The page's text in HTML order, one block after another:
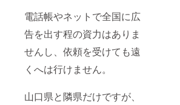
電話帳やネットで全国に広
告を出す程の資力はありま
せんし、依頼を受けても遠
くへは行けません。
山口県と隣県だけですが、